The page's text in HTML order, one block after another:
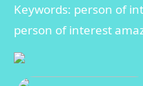
Keywords: person of
person of interest